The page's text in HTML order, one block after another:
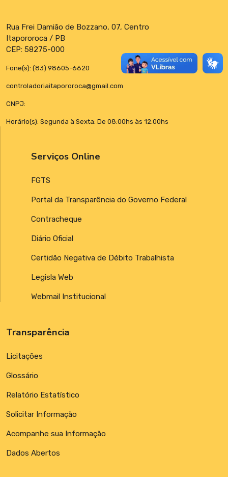
Rua Frei Damião de Bozzano, 07, Centro
Itapororoca / PB
CEP: 58275-000
Fone(s): (83) 98605-6620
controladoriaitapororoca@gmail.com
CNPJ:
Horário(s): Segunda à Sexta: De 08:00hs às 12:00hs
Serviços Online
FGTS
Portal da Transparência do Governo Federal
Contracheque
Diário Oficial
Certidão Negativa de Débito Trabalhista
Legisla Web
Webmail Institucional
Transparência
Licitações
Glossário
Relatório Estatístico
Solicitar Informação
Acompanhe sua Informação
Dados Abertos